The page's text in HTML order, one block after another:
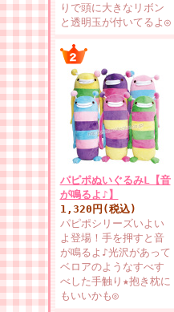
りで頭に大きなリボン
と透明玉が付いてるよ◎
パピポぬいぐるみL【音
が鳴るよ♪】
1,320円(税込)
パピポシリーズいよい
よ登場！手を押すと音
が鳴るよ♪光沢があって
ベロアのようなすべす
べした手触り★抱き枕に
もいいかも◎